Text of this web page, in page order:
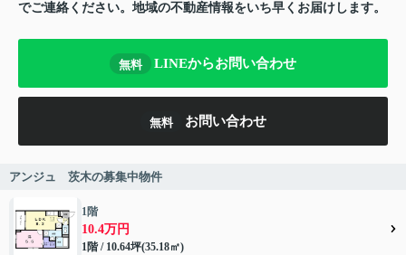
でご連絡ください。地域の不動産情報をいち早くお届けします。
無料 LINEからお問い合わせ
無料 お問い合わせ
アンジュ 茨木の募集中物件
1階
10.4万円
1階 / 10.64坪(35.18㎡)